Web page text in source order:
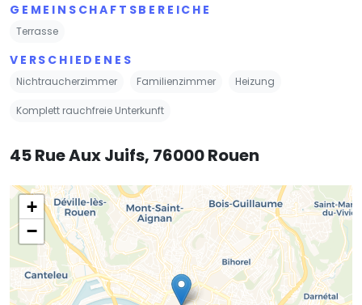
GEMEINSCHAFTSBEREICHE
Terrasse
VERSCHIEDENES
Nichtraucherzimmer Familienzimmer Heizung
Komplett rauchfreie Unterkunft
45 Rue Aux Juifs, 76000 Rouen
+
−